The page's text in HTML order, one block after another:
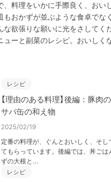
料理をいかに手際良く、お
おかずが並ぶような食卓でな
な欲張りな願いに光をさして
ーと副菜のレシピ。おいし
レシピ
【理由のある料理】後編：豚肉
サバ缶の和え物
2025/02/19
定番の料理が、ぐんとおいしく、そ
てもらっています。後編では、丼ごは
ずの大根と...
レシピ